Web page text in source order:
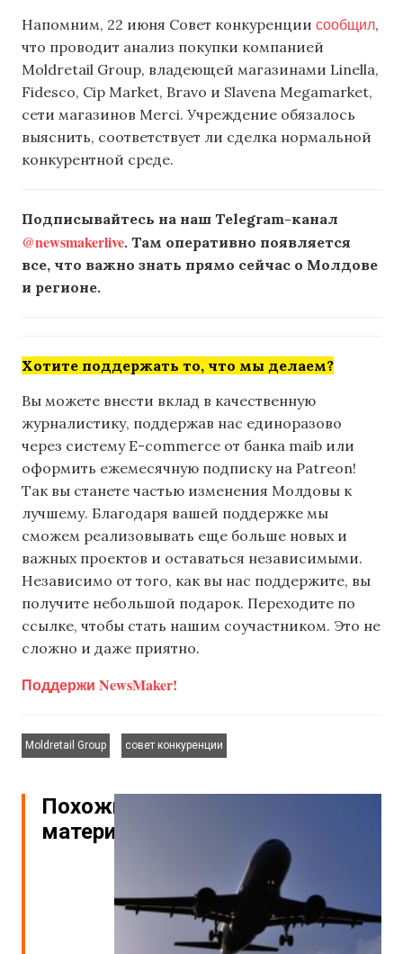
Напомним, 22 июня Совет конкуренции сообщил,
что проводит анализ покупки компанией
Moldretail Group, владеющей магазинами Linella,
Fidesco, Cip Market, Bravo и Slavena Megamarket,
сети магазинов Merci. Учреждение обязалось
выяснить, соответствует ли сделка нормальной
конкурентной среде.
Подписывайтесь на наш Telegram-канал
@newsmakerlive. Там оперативно появляется
все, что важно знать прямо сейчас о Молдове
и регионе.
Хотите поддержать то, что мы делаем?
Вы можете внести вклад в качественную
журналистику, поддержав нас единоразово
через систему E-commerce от банка maib или
оформить ежемесячную подписку на Patreon!
Так вы станете частью изменения Молдовы к
лучшему. Благодаря вашей поддержке мы
сможем реализовывать еще больше новых и
важных проектов и оставаться независимыми.
Независимо от того, как вы нас поддержите, вы
получите небольшой подарок. Переходите по
ссылке, чтобы стать нашим соучастником. Это не
сложно и даже приятно.
Поддержи NewsMaker!
Moldretail Group
совет конкуренции
Похожие
материалы